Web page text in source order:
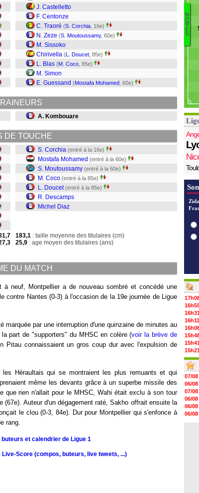
J. Castelletto
F. Centonze
C. Traoré (S. Corchia , 16e)
N. Zeze (S. Moutoussamy, 60e)
M. Sissoko
Chirivella (L. Doucet , 85e)
L. Blas (M. Coco , 85e)
M. Simon
E. Guessand (Mostafa Mohamed , 60e)
A. Kombouare
DE TOUCHE
S. Corchia (entré à la 16e)
Mostafa Mohamed (entré à la 60e)
S. Moutoussamy (entré à la 60e)
M. Coco (entré à la 85e)
L. Doucet (entré à la 85e)
R. Descamps
Michel Diaz
183,1 : taille moyenne des titulaires (cm)
25,9 : age moyen des titulaires (ans)
DU MATCH
neuf, Montpellier a de nouveau sombré et concédé une
contre Nantes (0-3) à l'occasion de la 19e journée de Ligue
par une interruption d'une quinzaine de minutes au
part de "supporters" du MHSC en colère (voir la brève de
Pitau connaissaient un gros coup dur avec l'expulsion de
Héraultais qui se montraient les plus remuants et qui
même les devants grâce à un superbe missile des
que rien n'allait pour le MHSC, Wahi était exclu à son tour
Auteur d'un dégagement raté, Sakho offrait ensuite la
le clou (0-3, 84e). Dur pour Montpellier qui s'enfonce à
rang.
et calendrier de Ligue 1
Score (compos, buteurs, live tweets, ...)
N
A
N
E
S
16h11
14h59
14h14
13h59
13h55
13h48
13h30
12h49
07/08
06/08
07/08
06/08
06/08
06/08